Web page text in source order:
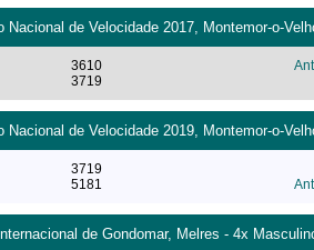
Nacional de Velocidade 2017, Montemor-o-
3610
3719
Nacional de Velocidade 2019, Montemor-o-
3719
5181
de Gondomar, Melres - 4x